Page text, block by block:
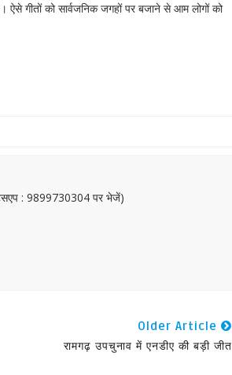
ऐसे गीतों को सार्वजनिक जगहों पर बजाने से आम लोगों को
: 9899730304 पर भेजें)
Older Article
रामगढ़ उपचुनाव में एनडीए की बड़ी जीत